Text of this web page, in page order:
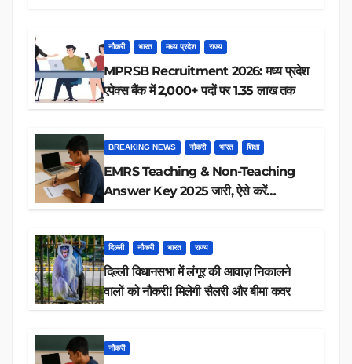
नौकरी भारत मध्य प्रदेश राज्य
MPRSB Recruitment 2026: मध्य प्रदेश
एपेक्स बैंक में 2,000+ पदों पर 1.35 लाख तक
BREAKING NEWS नौकरी भारत शिक्षा
EMRS Teaching & Non-Teaching
Answer Key 2025 जारी, ऐसे करें
दिल्ली नौकरी भारत राज्य
दिल्ली विधानसभा में लंगूर की आवाज़ निकालने
वालों को नौकरी! मिलेगी सैलरी और बीमा कवर
नौकरी